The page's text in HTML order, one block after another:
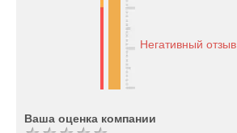
Негативный отзыв
Ваша оценка компании